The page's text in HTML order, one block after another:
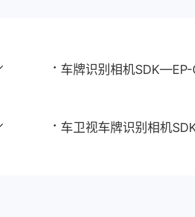
车牌识别相机SDK—EP-
车卫视车牌识别相机